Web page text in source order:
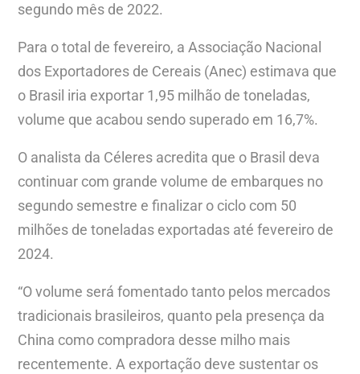
segundo mês de 2022.
Para o total de fevereiro, a Associação Nacional
dos Exportadores de Cereais (Anec) estimava que
o Brasil iria exportar 1,95 milhão de toneladas,
volume que acabou sendo superado em 16,7%.
O analista da Céleres acredita que o Brasil deva
continuar com grande volume de embarques no
segundo semestre e finalizar o ciclo com 50
milhões de toneladas exportadas até fevereiro de
2024.
“O volume será fomentado tanto pelos mercados
tradicionais brasileiros, quanto pela presença da
China como compradora desse milho mais
recentemente. A exportação deve sustentar os